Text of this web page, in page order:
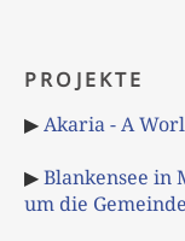
PROJEKTE
▶Akaria - A
▶Blankensee in
um die